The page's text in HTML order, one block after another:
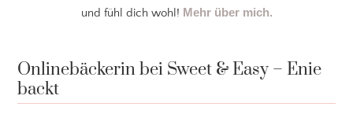
und fühl dich wohl! Mehr über mich.
Onlinebäckerin bei Sweet & Easy – Enie
backt